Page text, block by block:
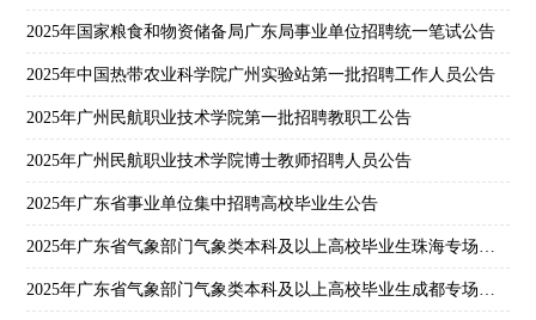
2025年国家粮食和物资储备局广东局事业单位招聘统一笔试公告
2025年中国热带农业科学院广州实验站第一批招聘工作人员公告
2025年广州民航职业技术学院第一批招聘教职工公告
2025年广州民航职业技术学院博士教师招聘人员公告
2025年广东省事业单位集中招聘高校毕业生公告
2025年广东省气象部门气象类本科及以上高校毕业生珠海专场招聘公告
2025年广东省气象部门气象类本科及以上高校毕业生成都专场招聘公告